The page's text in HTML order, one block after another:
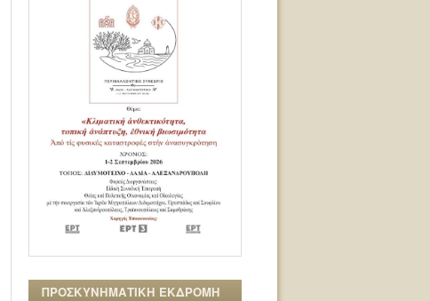
ΠΡΟΣΚΥΝΗΜΑΤΙΚΗ ΕΚΔΡΟΜΗ